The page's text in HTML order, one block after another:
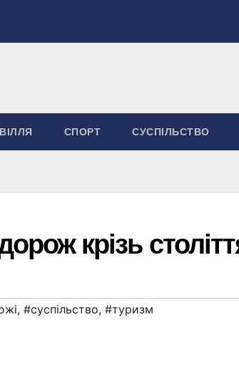
СПОРТ СУСПІЛЬСТВО
крізь
, #суспільство, #туризм